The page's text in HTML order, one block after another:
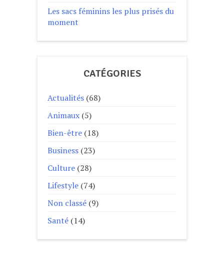
Les sacs féminins les plus prisés du
moment
CATÉGORIES
Actualités (68)
Animaux (5)
Bien-être (18)
Business (23)
Culture (28)
Lifestyle (74)
Non classé (9)
Santé (14)